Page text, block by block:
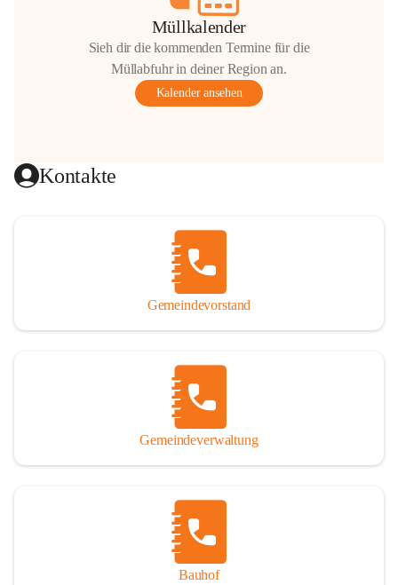
Müllkalender
Sieh dir die kommenden Termine für die
Müllabfuhr in deiner Region an.
Kalender ansehen
Kontakte
Gemeindevorstand
Gemeindeverwaltung
Bauhof